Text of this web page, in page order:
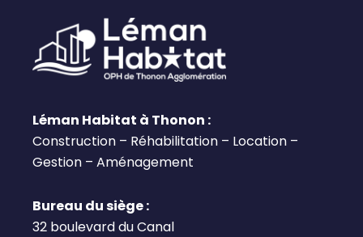
Léman Habitat à Thonon :
Construction – Réhabilitation – Location –
Gestion – Aménagement
Bureau du siège :
32 boulevard du Canal